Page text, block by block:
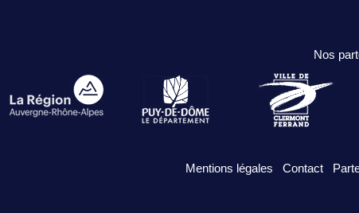
Nos
Mentions légales Contact